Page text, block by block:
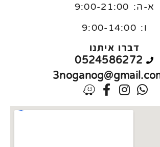
א-ה: 9:00-21:00
ו: 9:00-14:00
דברו איתנו
0524586272